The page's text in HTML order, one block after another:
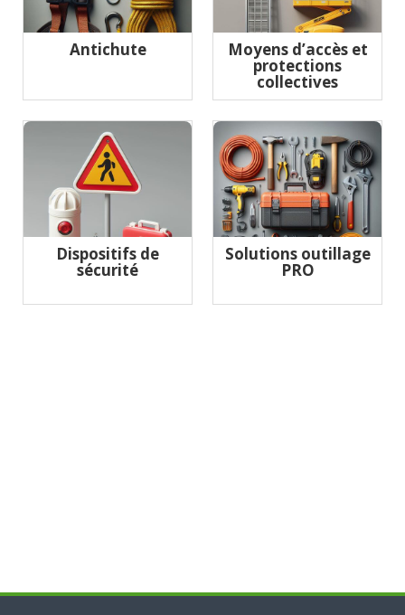
Antichute Moyens d’accès et
protections
collectives
Dispositifs de
sécurité
Solutions outillage
PRO